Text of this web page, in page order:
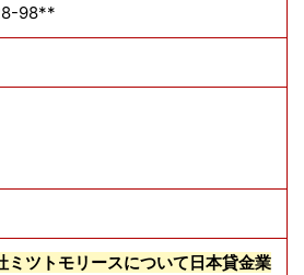
98**
ミツトモリースについて日本貸金業